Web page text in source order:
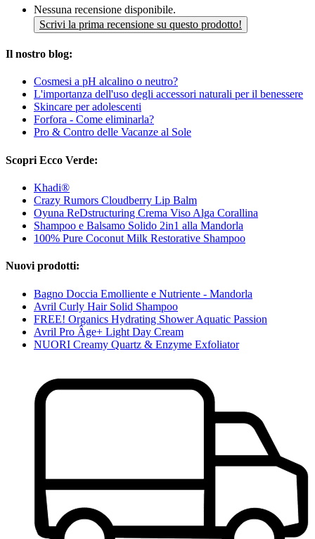
Nessuna recensione disponibile.
Scrivi la prima recensione su questo prodotto!
Il nostro blog:
Cosmesi a pH alcalino o neutro?
L'importanza dell'uso degli accessori naturali per il benessere
Skincare per adolescenti
Forfora - Come eliminarla?
Pro & Contro delle Vacanze al Sole
Scopri Ecco Verde:
Khadi®
Crazy Rumors Cloudberry Lip Balm
Oyuna ReDstructuring Crema Viso Alga Corallina
Shampoo e Balsamo Solido 2in1 alla Mandorla
100% Pure Coconut Milk Restorative Shampoo
Nuovi prodotti:
Bagno Doccia Emolliente e Nutriente - Mandorla
Avril Curly Hair Solid Shampoo
FREE! Organics Hydrating Shower Aquatic Passion
Avril Pro Âge+ Light Day Cream
NUORI Creamy Quartz & Enzyme Exfoliator